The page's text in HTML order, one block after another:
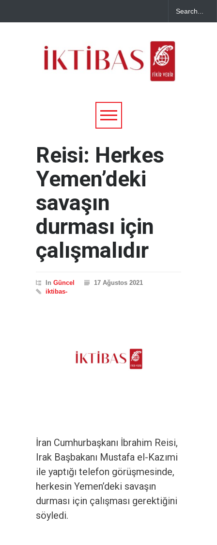
Reisi: Herkes
Yemen’deki
savaşın
durması için
çalışmalıdır
In Güncel
17 Ağustos 2021
iktibas-
İran Cumhurbaşkanı İbrahim Reisi,
Irak Başbakanı Mustafa el-Kazımi
ile yaptığı telefon görüşmesinde,
herkesin Yemen’deki savaşın
durması için çalışması gerektiğini
söyledi.